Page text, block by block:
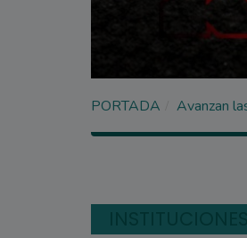
PORTADA Avanzan